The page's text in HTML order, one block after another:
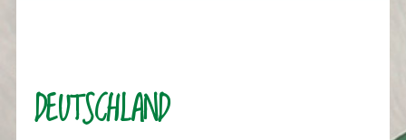
DEUTSCHLAND